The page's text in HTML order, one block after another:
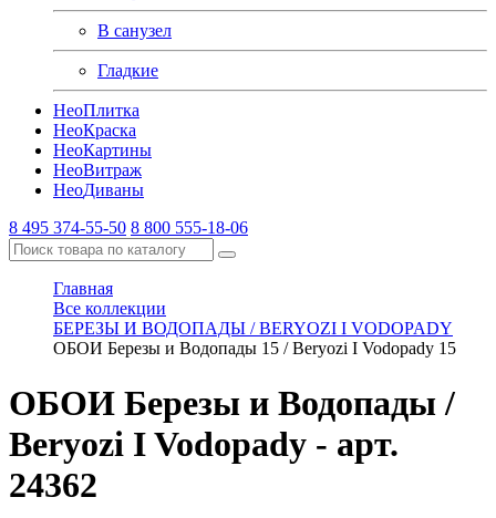
В санузел
Гладкие
НеоПлитка
НеоКраска
НеоКартины
НеоВитраж
НеоДиваны
8 495 374-55-50 8 800 555-18-06
Главная
Все коллекции
БЕРЕЗЫ И ВОДОПАДЫ / BERYOZI I VODOPADY
ОБОИ Березы и Водопады 15 / Beryozi I Vodopady 15
ОБОИ Березы и Водопады /
Beryozi I Vodopady - арт.
24362